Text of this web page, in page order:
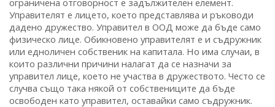
ограничена отговорност е задължителен елемент.
Управителят е лицето, което представлява и ръководи
дадено дружество. Управител в ООД може да бъде само
физическо лице. Обикновено управителят е и съдружник
или едноличен собственик на капитала. Но има случаи, в
които различни причини налагат да се назначи за
управител лице, което не участва в дружеството. Често се
случва също така някой от собствениците да бъде
освободен като управител, оставайки само съдружник.